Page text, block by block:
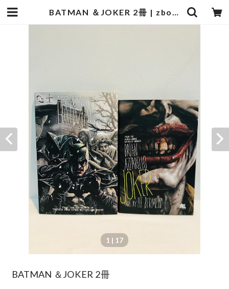
BATMAN ＆JOKER 2冊 | zbooks
1 | 17
BATMAN ＆JOKER 2冊